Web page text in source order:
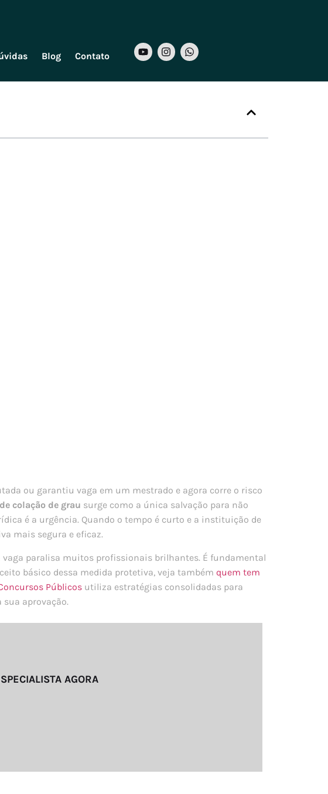
Blog Contato
ou garantiu vaga em um mestrado e agora corre o risco
colação de grau surge como a única salvação para não
é a urgência. Quando o tempo é curto e a instituição de
mais segura e eficaz.
vaga paralisa muitos profissionais brilhantes. É fundamental
básico dessa medida protetiva, veja também quem tem
Públicos utiliza estratégias consolidadas para
aprovação.
AGORA